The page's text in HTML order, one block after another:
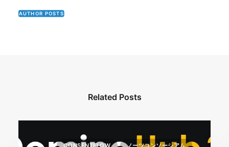
AUTHOR POSTS
Related Posts
CONSENTFLOW ノーツコンソーシアム